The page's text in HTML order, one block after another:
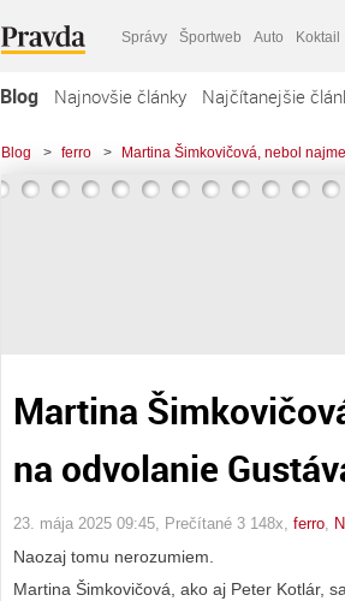
Správy Športweb Auto Koktail
Blog Najnovšie články Najčítanejšie
Blog > ferro > Martina Šimkovičová, nebol
Martina
na odvolanie
23. mája 2025 09:45 , Prečítané 3 148x, ferro
Naozaj tomu nerozumiem.
Martina Šimkovičová, ako aj Peter Kotlár,